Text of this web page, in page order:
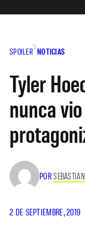
SPOILER NOTICIAS
Tyler
nunca
POR
2 DE SEPTIEMBRE, 2019